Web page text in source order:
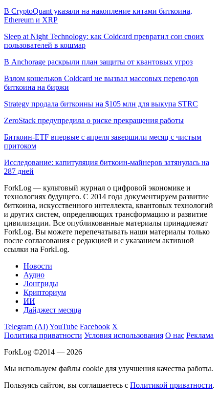
В CryptoQuant указали на накопление китами биткоина,
Ethereum и XRP
Sleep at Night Technology: как Coldcard превратил сон своих
пользователей в кошмар
В Anchorage раскрыли план защиты от квантовых угроз
Взлом кошельков Coldcard не вызвал массовых переводов
биткоина на биржи
Strategy продала биткоины на $105 млн для выкупа STRC
ZeroStack предупредила о риске прекращения работы
Биткоин-ETF впервые с апреля завершили месяц с чистым
притоком
Исследование: капитуляция биткоин-майнеров затянулась на
287 дней
ForkLog — культовый журнал о цифровой экономике и
технологиях будущего. С 2014 года документируем развитие
биткоина, искусственного интеллекта, квантовых технологий
и других систем, определяющих трансформацию и развитие
цивилизации. Все опубликованные материалы принадлежат
ForkLog. Вы можете перепечатывать наши материалы только
после согласования с редакцией и с указанием активной
ссылки на ForkLog.
Новости
Аудио
Лонгриды
Крипториум
ИИ
Дайджест месяца
Telegram (AI)YouTube Facebook X
Политика приватности Условия использования О нас Реклама
ForkLog ©2014 — 2026
Мы используем файлы cookie для улучшения качества работы.
Пользуясь сайтом, вы соглашаетесь с Политикой приватности.